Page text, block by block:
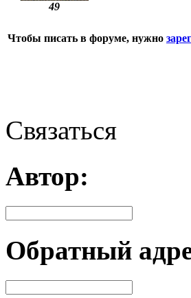
49
Чтобы писать в форуме, нужно
Связаться
Автор:
Обратный